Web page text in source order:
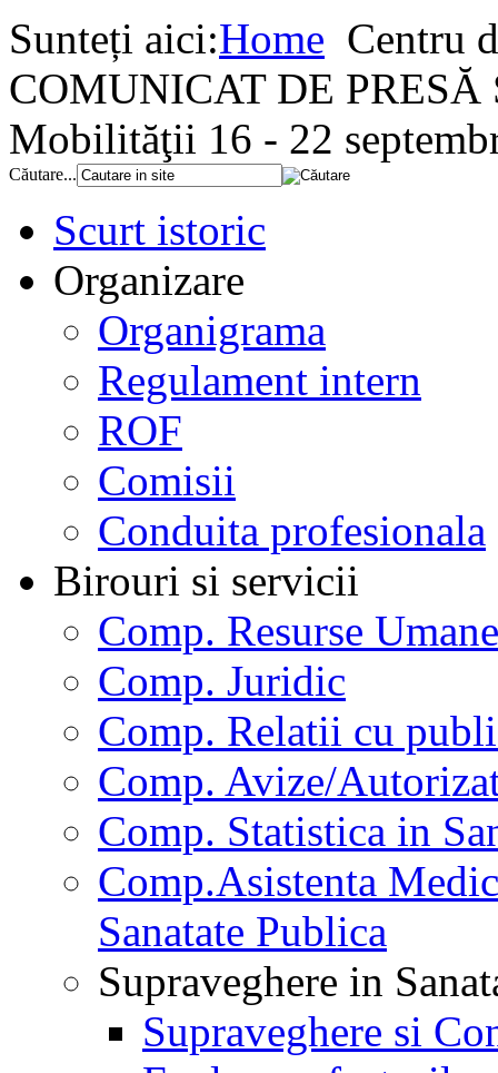
Sunteți aici:Home Centru
COMUNICAT DE PRESĂ
Mobilităţii 16 - 22
Căutare...
Scurt istoric
Organizare
Organigrama
Regulament intern
ROF
Comisii
Conduita profesionala
Birouri si servicii
Comp. Resurse Umane
Comp. Juridic
Comp. Relatii cu
Comp. Avize/
Comp. Statistica in
Comp.Asistenta
Sanatate Publica
Supraveghere in
Supraveghere si